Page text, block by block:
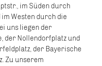
im Süden durch
im Westen durch die
uns liegen der
der Nollendorfplatz und
der Bayerische
Zu unserem